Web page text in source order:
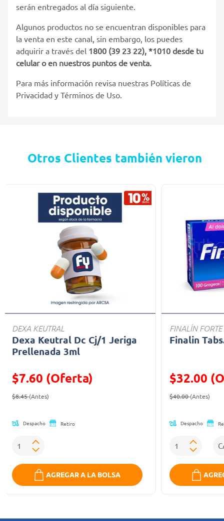
serán entregados al día siguiente.
Algunos productos no se encuentran disponibles para
la venta en este canal, sin embargo, los puedes
adquirir a través del 1800 (39 23 22), *1010 desde tu
celular o en nuestros puntos de venta.
Para más información revisa nuestras Políticas de
Privacidad y Términos de Uso.
Otros Clientes también vieron
DEXA KEUTRAL
Dexa Keutral Dc Cj/1 Jeriga
Prellenada 3ml
$7.60 (Oferta)
Precio reducido de
$8.45(Antes)
Despacho Retiro
AGREGAR A LA BOLSA
FINALÍN FORTE
Finalin
$32.00
Precio
$40.00(Antes)
Despacho